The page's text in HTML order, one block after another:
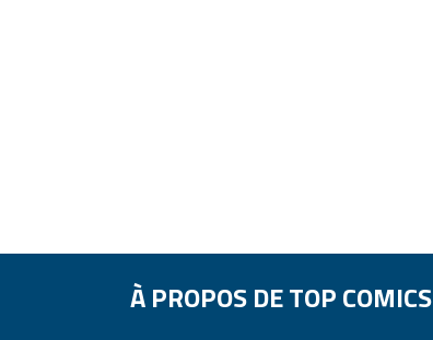
À PROPOS DE TOP COMICS